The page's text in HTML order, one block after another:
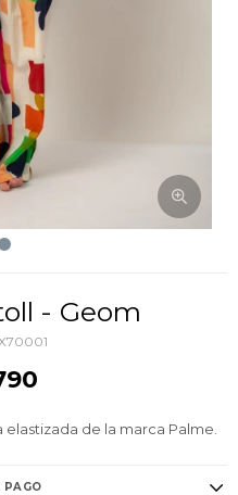
- Geom
de la marca Palme.
PAGO